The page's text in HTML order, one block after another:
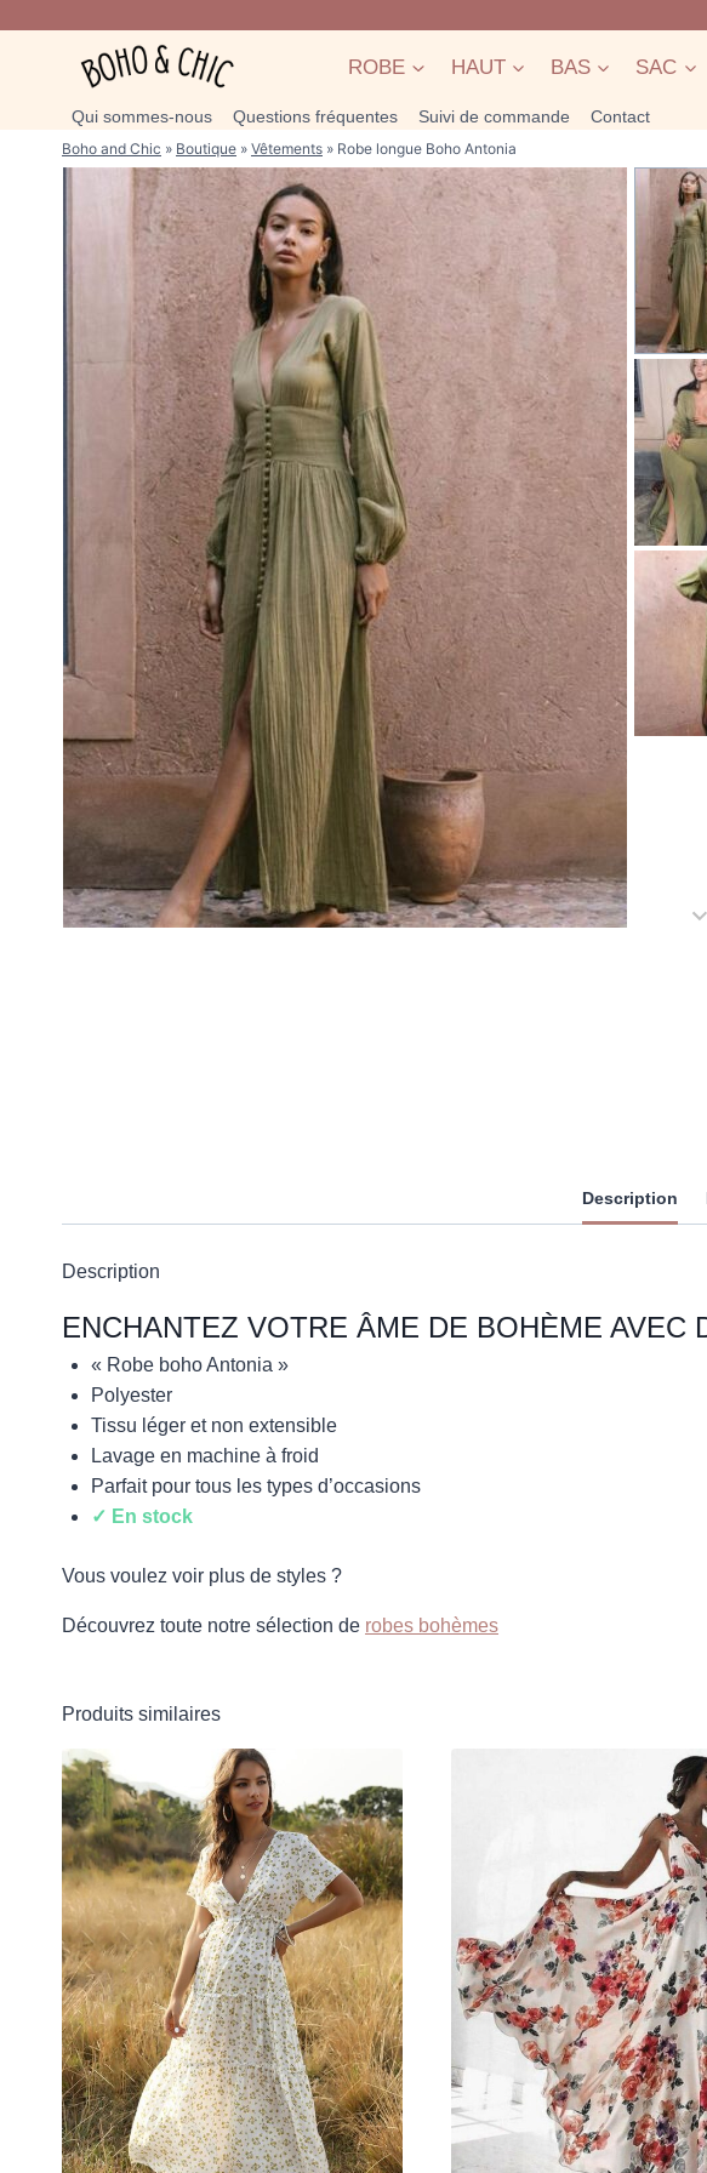
ROBE HAUT BAS SAC
Qui sommes-nous Questions fréquentes Suivi de commande Contact
Boho and Chic » Boutique » Vêtements » Robe longue Boho Antonia
Description
Description
ENCHANTEZ VOTRE ÂME DE BOHÈME AVEC
« Robe boho Antonia »
Polyester
Tissu léger et non extensible
Lavage en machine à froid
Parfait pour tous les types d’occasions
✓ En stock
Vous voulez voir plus de styles ?
Découvrez toute notre sélection de robes bohèmes
Produits similaires